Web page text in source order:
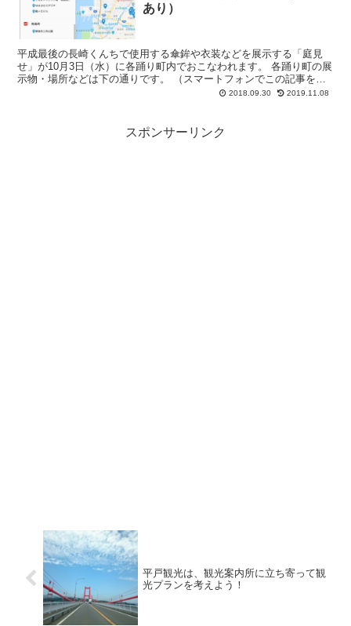
あり）
平成最後の長崎くんちで使用する傘鉾や衣装などを展示する「庭見
せ」が10月3日（水）に各踊り町内でおこなわれます。 各踊り町の展
示物・場所などは下の通りです。 （スマートフォンでこの記事をご
2018.09.30 2019.11.08
スポンサーリンク
平戸観光は、観光案内所に立ち寄って観
光プランを考えよう！